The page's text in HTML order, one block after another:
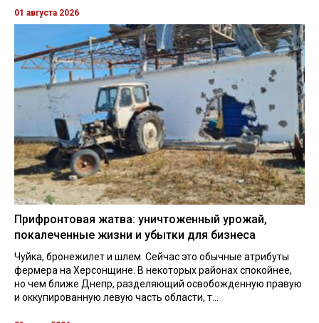
01 августа 2026
Прифронтовая жатва: уничтоженный урожай,
покалеченные жизни и убытки для бизнеса
Чуйка, бронежилет и шлем. Сейчас это обычные атрибуты
фермера на Херсонщине. В некоторых районах спокойнее,
но чем ближе Днепр, разделяющий освобожденную правую
и оккупированную левую часть области, т...